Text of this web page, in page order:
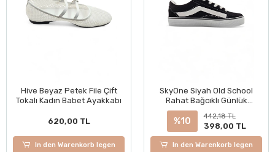
Hive Beyaz Petek File Çift
Tokalı Kadın Babet Ayakkabı
620,00 TL
In den Warenkorb legen
SkyOne Siyah Old School
Rahat Bağcıklı Günlük
Sneaker Spor Ayakkabı
%10 442,18 TL
398,00 TL
In den Warenkorb legen